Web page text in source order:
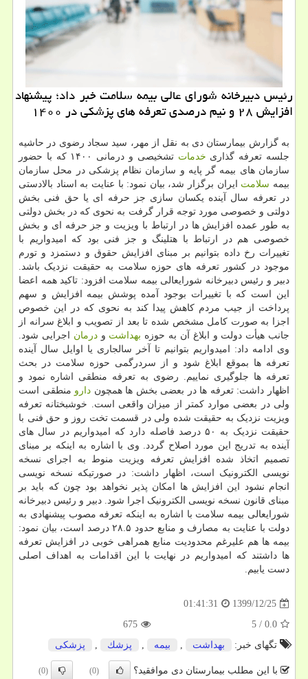
رئیس دبیرخانه شورای عالی بیمه سلامت خبر داد؛ پیشنهاد
افزایش ۲۸ و نیم درصدی تعرفه های پزشكی در ۱۴۰۰
به گزارش بیمارستان دی به نقل از مهر، سید سجاد رضوی در حاشیه
جلسه تعرفه گذاری خدمات
تشخیصی و درمانی ۱۴۰۰ که با حضور
سازمان های بیمه گر پایه و سازمان نظام پزشکی در محل سازمان
بیمه سلامت ایران برگزار شد، بیان نمود: با عنایت به اسناد بالادستی
در تعرفه سال آینده یکسان سازی جز حرفه ای یا حق فنی بخش
دولتی و خصوصی مورد توجه قرار گرفت به نحوی که در بخش دولتی
به طور عمده افزایش ها در ارتباط با ویزیت و جز حرفه ای و بخش
خصوصی هم در ارتباط با هتلینگ و جز فنی بود که امیدواریم با
تغییرات رخ داده بتوانیم بر مبنای افزایش حقوق و دستمزد و تورم
موجود در کشور تعرفه های حوزه سلامت به حقیقت نزدیک باشد.
دبیر و رئیس دبیرخانه شورایعالی بیمه سلامت افزود: تاکید همه اعضا
این است که با تغییرات بوجود آمده پوشش بیمه افزایش و سهم
پرداخت از جیب مردم کاهش پیدا کند به نحوی که در این خصوص
اجزا به صورت کامل مشخص شده تا بعد از تصویب و ابلاغ سرانه از
جانب هیأت دولت و ابلاغ آن به حوزه بهداشت ودرمان اجرایی شود.
وی ادامه داد: امیدواریم بتوانیم تا آخر سالجاری یا اوایل سال آینده
تعرفه ها بموقع ابلاغ شود و از سردرگمی حوزه سلامت در بحث
تعرفه ها جلوگیری نماییم. رضوی به تعرفه منطقی اشاره نمود و
اظهار داشت: تعرفه ها در بعضی بخش ها همچون دارو منطقی است
ولی در بعضی موارد کمتر از میزان واقعی است. خوشبختانه تعرفه
ویزیت نزدیک به حقیقت شده ولی در قسمت تخت روز و حق فنی با
حقیقت نزدیک به ۵۰ درصد فاصله دارد که امیدواریم در سال های
آینده به تدریج این مورد اصلاح گردد. وی با اشاره به اینکه بر مبنای
تصمیم اتخاذ شده افزایش تعرفه ویزیت منوط به اجرای نسخه
نویسی الکترونیک است، اظهار داشت: در صورتیکه نسخه نویسی
انجام نشود این افزایش ها امکان پذیر نخواهد بود چون که باید بر
مبنای قانون نسخه نویسی الکترونیک اجرا شود. دبیر و رئیس دبیرخانه
شورایعالی بیمه سلامت با اشاره به اینکه تعرفه مصوب پیشنهادی به
دولت با عنایت به مصارف و منابع حدود ۲۸.۵ درصد است، بیان نمود:
بیمه ها هم علیرغم محدودیت منابع همراهی خوبی در افزایش تعرفه
ها داشتند که امیدواریم در نهایت با این اقدامات به اهداف اصلی
دست یابیم.
1399/12/25
01:41:31
0.0
/
5
675
تگهای خبر:
بهداشت , بیمه , پزشك , پزشكی
با این مطلب بیمارستان دی موافقید؟ (0)
(0)